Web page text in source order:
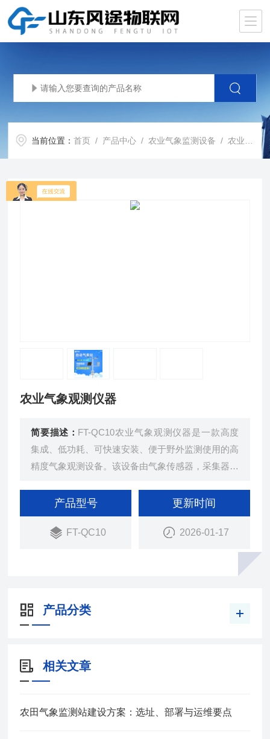
当前位置：首页 / 产品中心 / 农业气象监测设备 / 农业气象站
农业气象观测仪器
简要描述： FT-QC10农业气象观测仪器是一款高度
集成、低功耗、可快速安装、便于野外监测使用的高
精度气象观测设备。该设备由气象传感器，采集器，
调试，可快速布置，广泛运用于气象、农业、林业、
环保、海洋、机场、港口、科学考察、校园教育等领
产品型号
FT-QC10
更新时间
2026-01-17
产品分类
相关文章
农田气象监测站建设方案：选址、部署与运维要点